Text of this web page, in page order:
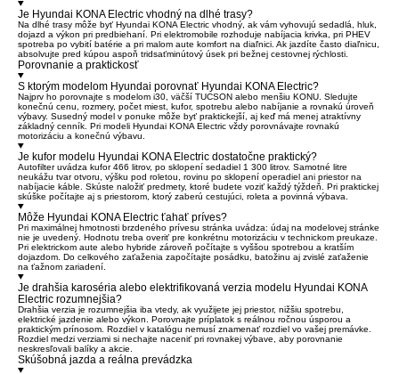
Je Hyundai KONA Electric vhodný na dlhé trasy?
Na dlhé trasy môže byť Hyundai KONA Electric vhodný, ak vám vyhovujú sedadlá, hluk,
dojazd a výkon pri predbiehaní. Pri elektromobile rozhoduje nabíjacia krivka, pri PHEV
spotreba po vybití batérie a pri malom aute komfort na diaľnici. Ak jazdíte často diaľnicu,
absolvujte pred kúpou aspoň tridsaťminútový úsek pri bežnej cestovnej rýchlosti.
Porovnanie a praktickosť
S ktorým modelom Hyundai porovnať Hyundai KONA Electric?
Najprv ho porovnajte s modelom i30, väčší TUCSON alebo menšiu KONU. Sledujte
konečnú cenu, rozmery, počet miest, kufor, spotrebu alebo nabíjanie a rovnakú úroveň
výbavy. Susedný model v ponuke môže byť praktickejší, aj keď má menej atraktívny
základný cenník. Pri modeli Hyundai KONA Electric vždy porovnávajte rovnakú
motorizáciu a konečnú výbavu.
Je kufor modelu Hyundai KONA Electric dostatočne praktický?
Autofilter uvádza kufor 466 litrov, po sklopení sedadiel 1 300 litrov. Samotné litre
neukážu tvar otvoru, výšku pod roletou, rovinu po sklopení operadiel ani priestor na
nabíjacie káble. Skúste naložiť predmety, ktoré budete voziť každý týždeň. Pri praktickej
skúške počítajte aj s priestorom, ktorý zaberú cestujúci, roleta a povinná výbava.
Môže Hyundai KONA Electric ťahať príves?
Pri maximálnej hmotnosti brzdeného prívesu stránka uvádza: údaj na modelovej stránke
nie je uvedený. Hodnotu treba overiť pre konkrétnu motorizáciu v technickom preukaze.
Pri elektrickom aute alebo hybride zároveň počítajte s vyššou spotrebou a kratším
dojazdom. Do celkového zaťaženia započítajte posádku, batožinu aj zvislé zaťaženie
na ťažnom zariadení.
Je drahšia karoséria alebo elektrifikovaná verzia modelu Hyundai KONA
Electric rozumnejšia?
Drahšia verzia je rozumnejšia iba vtedy, ak využijete jej priestor, nižšiu spotrebu,
elektrické jazdenie alebo výkon. Porovnajte príplatok s reálnou ročnou úsporou a
praktickým prínosom. Rozdiel v katalógu nemusí znamenať rozdiel vo vašej premávke.
Rozdiel medzi verziami si nechajte naceniť pri rovnakej výbave, aby porovnanie
neskresľovali balíky a akcie.
Skúšobná jazda a reálna prevádzka